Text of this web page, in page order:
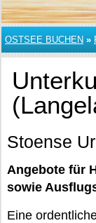
OSTSEE BUCHEN »
Stoense
Angebote für
sowie
Eine